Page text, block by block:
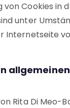
von Cookies in
unter
Internetseite
Rita Di Meo-